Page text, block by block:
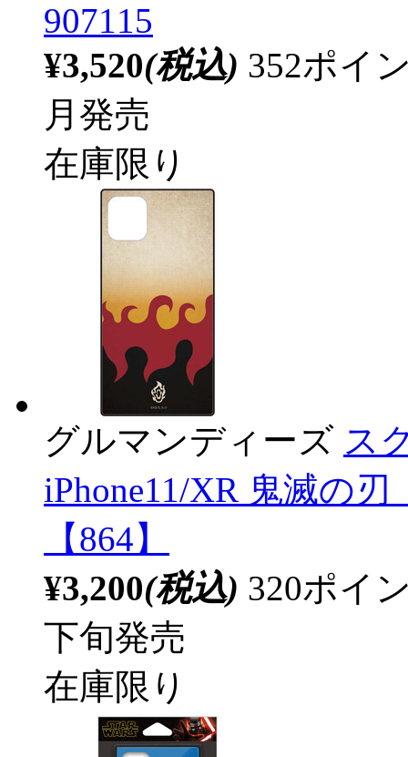
907115
¥3,520(税込) 352ポイ
月発売
在庫限り
グルマンディーズ ス
iPhone11/XR 鬼滅の
【864】
¥3,200(税込) 320ポイ
下旬発売
在庫限り